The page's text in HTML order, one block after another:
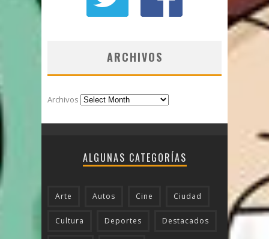
ARCHIVOS
Archivos
ALGUNAS CATEGORÍAS
Arte Autos Cine Ciudad
Cultura Deportes Destacados